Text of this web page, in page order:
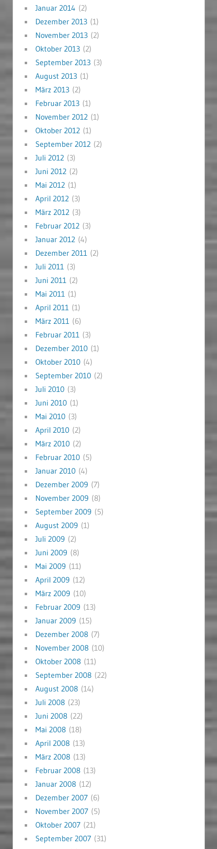
Januar 2014 (2)
Dezember 2013(1)
November 2013(2)
Oktober 2013(2)
September 2013(3)
August 2013(1)
März 2013(2)
Februar 2013(1)
November 2012(1)
Oktober 2012(1)
September 2012(2)
Juli 2012(3)
Juni 2012(2)
Mai 2012(1)
April 2012(3)
März 2012(3)
Februar 2012(3)
Januar 2012(4)
Dezember 2011(2)
Juli 2011(3)
Juni 2011(2)
Mai 2011(1)
April 2011(1)
März 2011(6)
Februar 2011(3)
Dezember 2010(1)
Oktober 2010(4)
September 2010(2)
Juli 2010(3)
Juni 2010(1)
Mai 2010(3)
April 2010(2)
März 2010(2)
Februar 2010(5)
Januar 2010(4)
Dezember 2009 (7)
November 2009 (8)
September 2009 (5)
August 2009 (1)
Juli 2009 (2)
Juni 2009 (8)
Mai 2009 (11)
April 2009 (12)
März 2009 (10)
Februar 2009 (13)
Januar 2009 (15)
Dezember 2008(7)
November 2008(10)
Oktober 2008(11)
September 2008(22)
August 2008(14)
Juli 2008(23)
Juni 2008(22)
Mai 2008(18)
April 2008(13)
März 2008(13)
Februar 2008(13)
Januar 2008(12)
Dezember 2007(6)
November 2007(5)
Oktober 2007(21)
September 2007(31)